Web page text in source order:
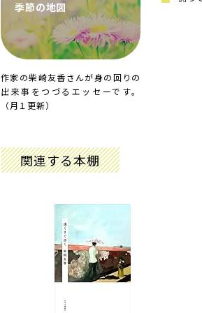
季節の地図
作家の柴崎友香さんが身の回りの
出来事をつづるエッセーです。
（月１更新）
関連する本棚